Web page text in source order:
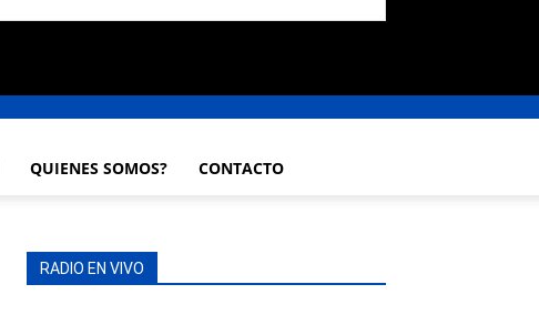
QUIENES SOMOS? CONTACTO
RADIO EN VIVO